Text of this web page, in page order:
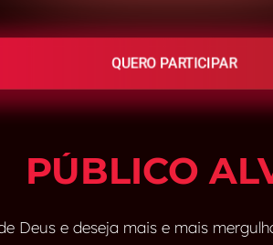
QUERO PARTICIPAR
PÚBLICO
Deus e deseja mais e mais